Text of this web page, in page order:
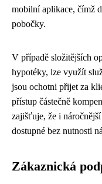
mobilní aplikace, čímž
pobočky.
V případě složitějších
hypotéky, lze využít
jsou ochotni přijet za
přístup částečně
zajišťuje, že i
dostupné bez nutnosti
Zákaznická